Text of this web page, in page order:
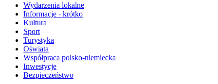
Wydarzenia lokalne
Informacje - krótko
Kultura
Sport
Turystyka
Oświata
Współpraca polsko-niemiecka
Inwestycje
Bezpieczeństwo